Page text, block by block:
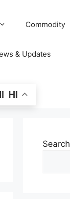
Commodity
& Updates
HI
Search